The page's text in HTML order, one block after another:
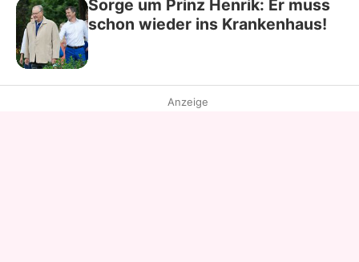
Sorge um Prinz Henrik: Er muss
schon wieder ins Krankenhaus!
Anzeige